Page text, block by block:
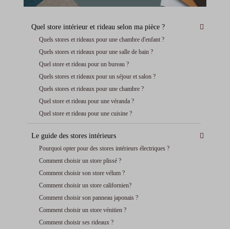
Quel store intérieur et rideau selon ma pièce ?
Quels stores et rideaux pour une chambre d'enfant ?
Quels stores et rideaux pour une salle de bain ?
Quel store et rideau pour un bureau ?
Quels stores et rideaux pour un séjour et salon ?
Quels stores et rideaux pour une chambre ?
Quel store et rideau pour une véranda ?
Quel store et rideau pour une cuisine ?
Le guide des stores intérieurs
Pourquoi opter pour des stores intérieurs électriques ?
Comment choisir un store plissé ?
Comment choisir son store vélum ?
Comment choisir un store californien?
Comment choisir son panneau japonais ?
Comment choisir un store vénitien ?
Comment choisir ses rideaux ?